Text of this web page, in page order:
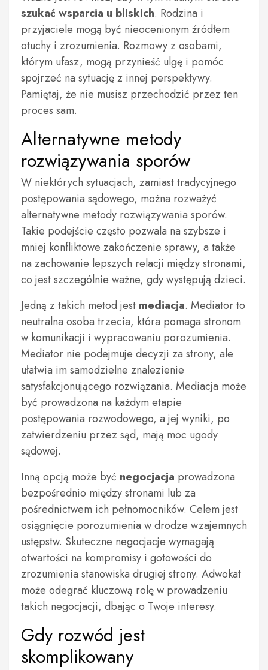
szukać wsparcia u bliskich. Rodzina i
przyjaciele mogą być nieocenionym źródłem
otuchy i zrozumienia. Rozmowy z osobami,
którym ufasz, mogą przynieść ulgę i pomóc
spojrzeć na sytuację z innej perspektywy.
Pamiętaj, że nie musisz przechodzić przez ten
proces sam.
Alternatywne metody
rozwiązywania sporów
W niektórych sytuacjach, zamiast tradycyjnego
postępowania sądowego, można rozważyć
alternatywne metody rozwiązywania sporów.
Takie podejście często pozwala na szybsze i
mniej konfliktowe zakończenie sprawy, a także
na zachowanie lepszych relacji między stronami,
co jest szczególnie ważne, gdy występują dzieci.
Jedną z takich metod jest mediacja. Mediator to
neutralna osoba trzecia, która pomaga stronom
w komunikacji i wypracowaniu porozumienia.
Mediator nie podejmuje decyzji za strony, ale
ułatwia im samodzielne znalezienie
satysfakcjonującego rozwiązania. Mediacja może
być prowadzona na każdym etapie
postępowania rozwodowego, a jej wyniki, po
zatwierdzeniu przez sąd, mają moc ugody
sądowej.
Inną opcją może być negocjacja prowadzona
bezpośrednio między stronami lub za
pośrednictwem ich pełnomocników. Celem jest
osiągnięcie porozumienia w drodze wzajemnych
ustępstw. Skuteczne negocjacje wymagają
otwartości na kompromisy i gotowości do
zrozumienia stanowiska drugiej strony. Adwokat
może odegrać kluczową rolę w prowadzeniu
takich negocjacji, dbając o Twoje interesy.
Gdy rozwód jest
skomplikowany